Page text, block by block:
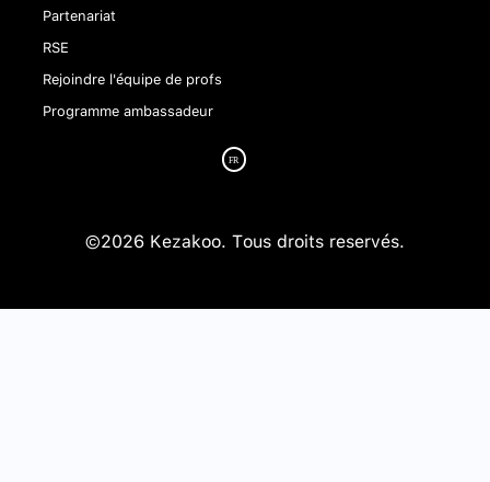
Partenariat
RSE
Rejoindre l'équipe de profs
Programme ambassadeur
©2026 Kezakoo. Tous droits reservés.